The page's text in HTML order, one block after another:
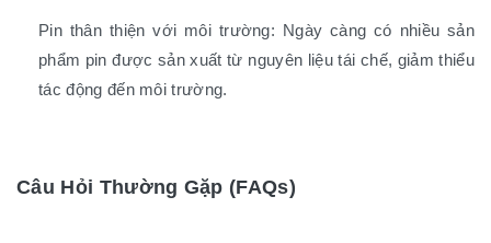
Pin thân thiện với môi trường: Ngày càng có nhiều sản
phẩm pin được sản xuất từ nguyên liệu tái chế, giảm thiểu
tác động đến môi trường.
Câu Hỏi Thường Gặp (FAQs)